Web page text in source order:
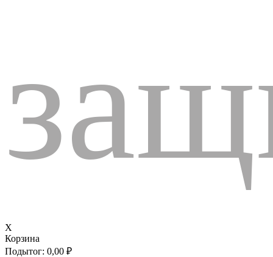
X
Корзина
Подытог: 0,00 ₽